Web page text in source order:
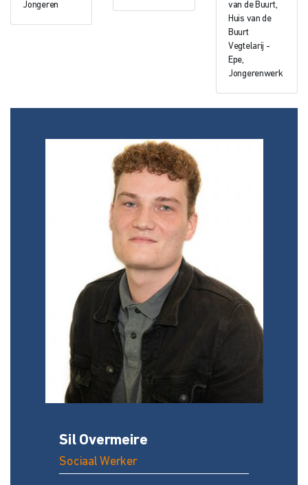
Jongeren
van de Buurt,
Huis van de
Buurt
Vegtelarij -
Epe,
Jongerenwerk
Sil Overmeire
Sociaal Werker